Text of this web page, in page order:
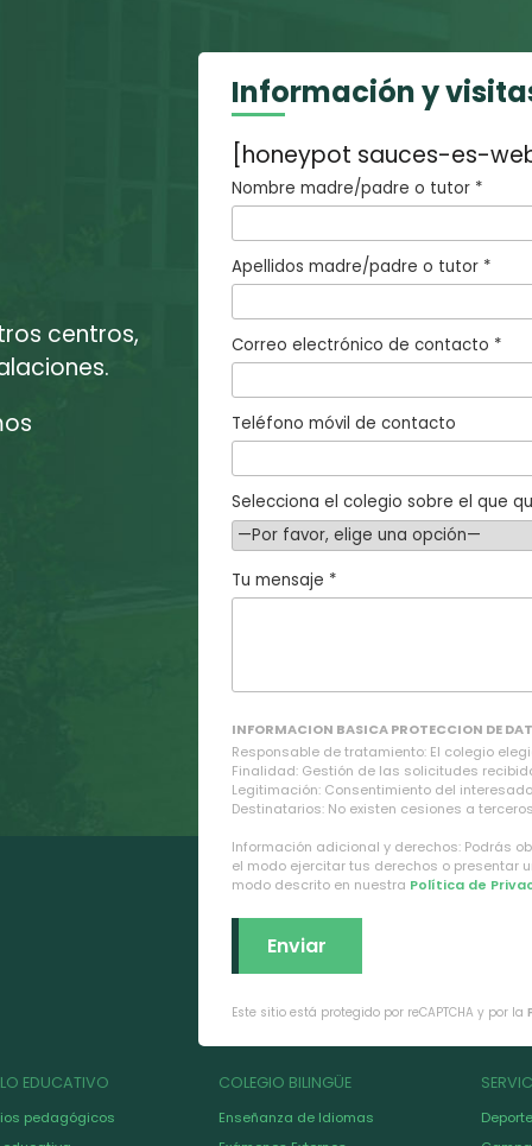
centros,
Información y
[honeypot sauces-es-
Nombre madre/padre o tutor *
Apellidos madre/padre o tutor *
Correo electrónico de contacto *
Teléfono móvil de contacto
Selecciona el colegio sobre el que
Tu mensaje *
INFORMACION BASICA PROTECCION DE
Responsable de tratamiento: El colegio
Finalidad: Gestión de las solicitudes
Legitimación: Consentimiento del
Destinatarios: No existen cesiones a
Información adicional y derechos: Podrás
el modo ejercitar tus derechos o presentar
modo descrito en nuestra Política de
Este sitio está protegido por reCAPTCHA y por la
EDUCATIVO
pedagógicos
COLEGIO BILINGÜE
Enseñanza de Idiomas